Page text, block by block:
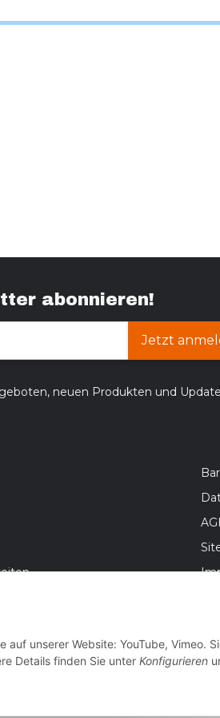
abonnieren!
Jetzt
neuen Produkten und
unserer Website: YouTube, Vimeo.
Details finden Sie unter Konfigurieren